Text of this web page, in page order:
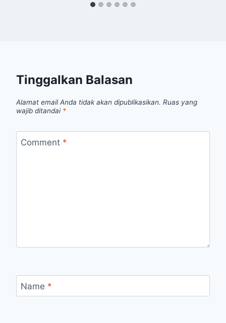
Tinggalkan Balasan
Alamat email Anda tidak akan dipublikasikan. Ruas yang
wajib ditandai *
Comment *
Name *